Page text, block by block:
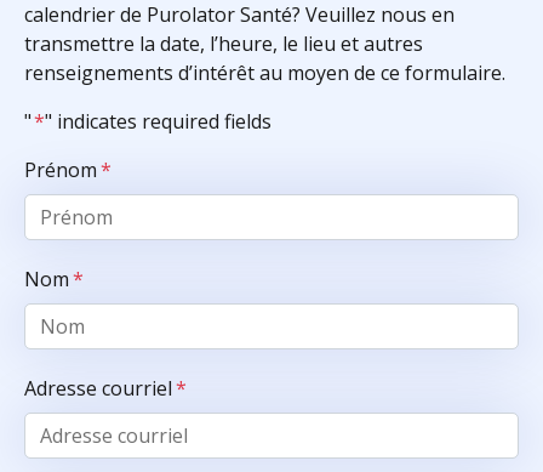
calendrier de Purolator Santé? Veuillez nous en
transmettre la date, l’heure, le lieu et autres
renseignements d’intérêt au moyen de ce formulaire.
"*" indicates required fields
Prénom*
Nom*
Adresse courriel*